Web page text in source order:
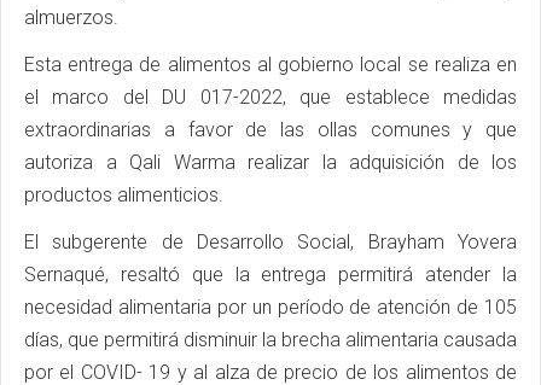
almuerzos.
Esta entrega de alimentos al gobierno local se realiza en
el marco del DU 017-2022, que establece medidas
extraordinarias a favor de las ollas comunes y que
autoriza a Qali Warma realizar la adquisición de los
productos alimenticios.
El subgerente de Desarrollo Social, Brayham Yovera
Sernaqué, resaltó que la entrega permitirá atender la
necesidad alimentaria por un período de atención de 105
días, que permitirá disminuir la brecha alimentaria causada
por el COVID- 19 y al alza de precio de los alimentos de